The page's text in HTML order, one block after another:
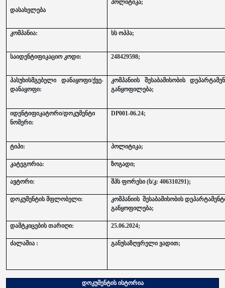
დასახელება
პოლიტიკა;
კომპანია: სს ოპპა;
საიდენტიფიკაციო კოდი: 248429598;
პასუხისმგებელი დანაყოფი/ქვე-
დანაყოფი:
კომპანიის შესაბამისობის
განყოფილება;
იდენტიფიკატორი/დოკუმენტი
ნომერი:
DP001-06.24;
ტიპი: პოლიტიკა;
კატეგორია: ზოგადი;
ავტორი: შპს ფორესი (ს/კ: 406310291);
დოკუმენტის მფლობელი:
კომპანიის შესაბამისობის
განყოფილება;
დამტკიცების თარიღი: 25.06.2024;
ძალაშია : განუსაზღვრელი ვადით;
დოკუმენტის ისტორია